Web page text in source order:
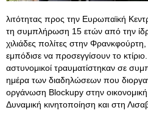
λιτότητας προς την Ευρωπαϊκή
τη συμπλήρωση 15 ετών από την
χιλιάδες πολίτες στην
εμπόδισε να προσεγγίσουν το
αστυνομικοί τραυματίστηκαν σε
ημέρα των διαδηλώσεων που
οργάνωση Blockupy στην
Δυναμική κινητοποίηση και στη